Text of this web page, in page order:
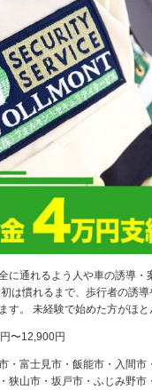
に通れるよう人や車の誘導・
は慣れるまで、歩行者の誘
す。 未経験で始めた方がほと
〜12,900円
・富士見市・飯能市・入間市
狭山市・坂戸市・ふじみ野市